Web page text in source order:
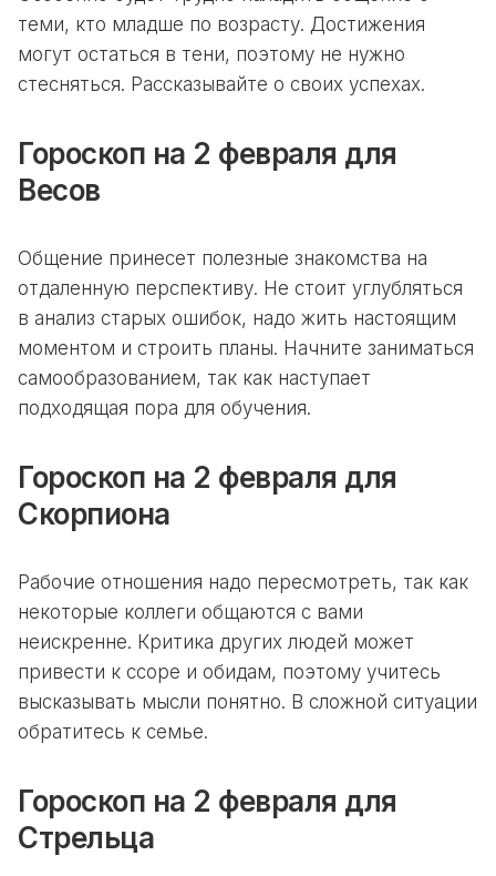
теми, кто младше по возрасту. Достижения
могут остаться в тени, поэтому не нужно
стесняться. Рассказывайте о своих успехах.
Гороскоп на 2 февраля для
Весов
Общение принесет полезные знакомства на
отдаленную перспективу. Не стоит углубляться
в анализ старых ошибок, надо жить настоящим
моментом и строить планы. Начните заниматься
самообразованием, так как наступает
подходящая пора для обучения.
Гороскоп на 2 февраля для
Скорпиона
Рабочие отношения надо пересмотреть, так как
некоторые коллеги общаются с вами
неискренне. Критика других людей может
привести к ссоре и обидам, поэтому учитесь
высказывать мысли понятно. В сложной ситуации
обратитесь к семье.
Гороскоп на 2 февраля для
Стрельца